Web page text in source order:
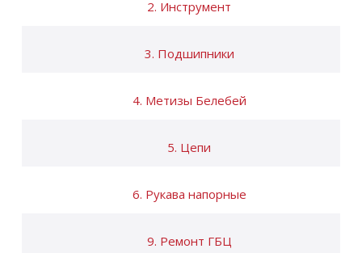
2. Инструмент
3. Подшипники
4. Метизы Белебей
5. Цепи
6. Рукава напорные
9. Ремонт ГБЦ